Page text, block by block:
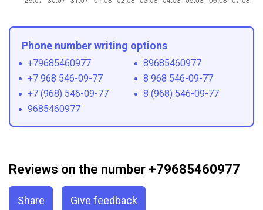
Phone number writing options
+79685460977
89685460977
+7 968 546-09-77
8 968 546-09-77
+7 (968) 546-09-77
8 (968) 546-09-77
9685460977
Reviews on the number +79685460977
Share Give feedback